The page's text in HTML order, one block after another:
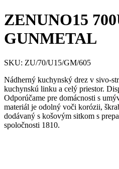
ZENUNO15
GUNMETAL
SKU: ZU/70/U15/GM/605
Nádherný kuchynský drez v sivo-
kuchynskú linku a celý priestor.
Odporúčame pre domácnosti s
materiál je odolný voči korózii,
dodávaný s košovým sitkom s
spoločnosti 1810.